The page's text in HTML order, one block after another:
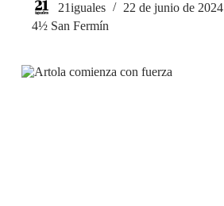
21iguales
22 de junio de 2024
4½ San Fermín